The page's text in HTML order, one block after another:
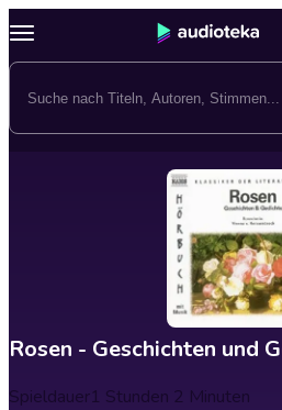
Rosen - Geschichten und
Spieldauer1 Stunden 2 Minuten